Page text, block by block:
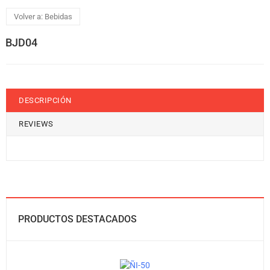
Volver a: Bebidas
BJD04
DESCRIPCIÓN
REVIEWS
PRODUCTOS DESTACADOS